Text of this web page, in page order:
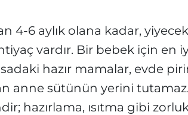
6 aylık olana kadar,
vardır. Bir bebek için en
hazır mamalar, evde
anne sütünün yerini
hazırlama, ısıtma gibi